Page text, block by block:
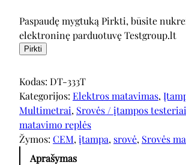
Paspaudę mygtuką Pirkti, būsite
elektroninę parduotuvę Testgroup.lt
Pirkti
Kodas: DT-333T
Kategorijos: Elektros matavimas,
Multimetrai, Srovės / įtampos testeriai
matavimo replės
Žymos: CEM, įtampa, srovė, Srovės
Aprašymas